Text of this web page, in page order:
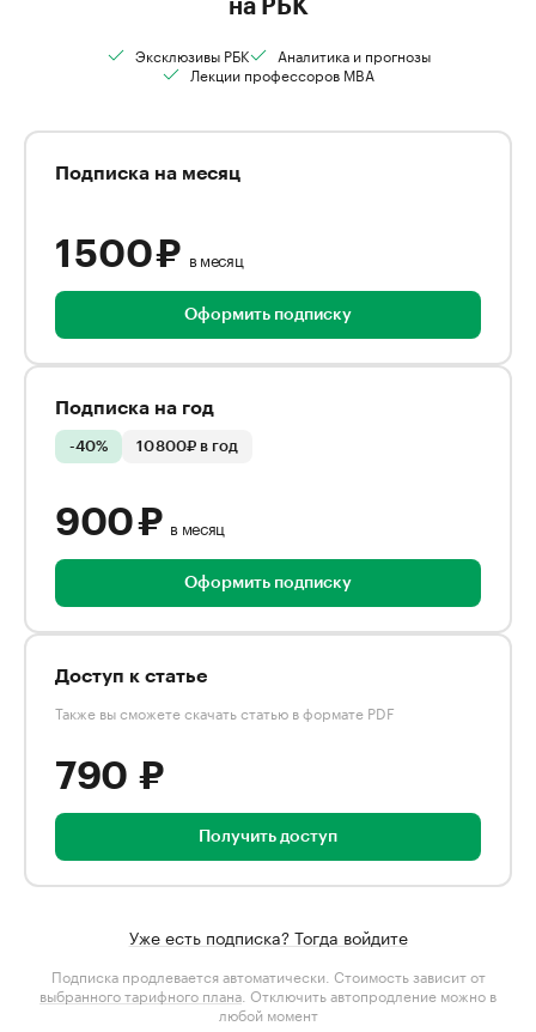
на РБК
Эксклюзивы РБК
Аналитика и прогнозы
Лекции профессоров MBA
Подписка на месяц
1 500 ₽ в месяц
Оформить подписку
Подписка на год
-40% 10 800₽ в год
900 ₽ в месяц
Оформить подписку
Доступ к статье
Также вы сможете скачать статью в формате PDF
790 ₽
Получить доступ
Уже есть подписка? Тогда войдите
Подписка продлевается автоматически. Стоимость зависит от
выбранного тарифного плана . Отключить автопродление можно в
любой момент